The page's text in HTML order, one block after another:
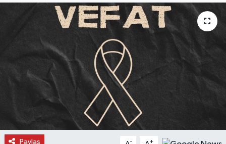
Paylaş - +
Cide Haberleri
Daday Haberleri
Devrekani Haberleri
Doğanyurt Haberleri
Hanönü Haberleri